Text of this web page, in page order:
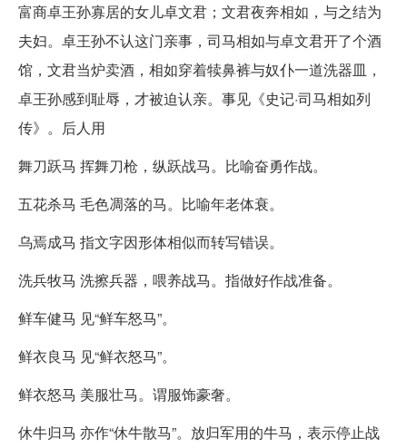
富商卓王孙寡居的女儿卓文君；文君夜奔相如，与之结为
夫妇。卓王孙不认这门亲事，司马相如与卓文君开了个酒
馆，文君当炉卖酒，相如穿着犊鼻裤与奴仆一道洗器皿，
卓王孙感到耻辱，才被迫认亲。事见《史记·司马相如列
传》。后人用
舞刀跃马 挥舞刀枪，纵跃战马。比喻奋勇作战。
五花杀马 毛色凋落的马。比喻年老体衰。
乌焉成马 指文字因形体相似而转写错误。
洗兵牧马 洗擦兵器，喂养战马。指做好作战准备。
鲜车健马 见“鲜车怒马”。
鲜衣良马 见“鲜衣怒马”。
鲜衣怒马 美服壮马。谓服饰豪奢。
休牛归马 亦作“休牛散马”。放归军用的牛马，表示停止战